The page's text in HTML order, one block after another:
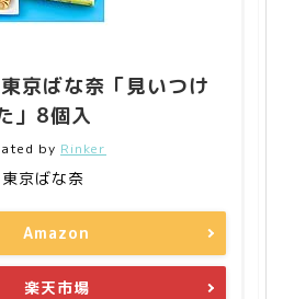
京ばな奈「見いつけ
」8個入
by Rinker
東京ばな奈
Amazon
楽天市場